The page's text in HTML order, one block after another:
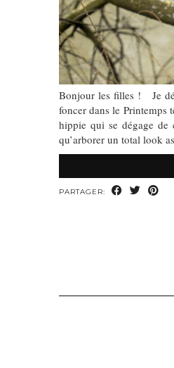
Bonjour les filles ! Je
foncer dans le Printemps
hippie qui se dégage de
qu’arborer un total look
PARTAGER: